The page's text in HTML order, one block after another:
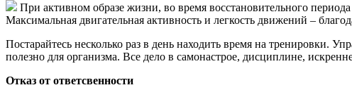
При активном образе жизни, во время восстановительного
Максимальная двигательная активность и легкость движений –
Постарайтесь несколько раз в день находить время на тренировки.
полезно для организма. Все дело в самонастрое, дисциплине,
Отказ от ответсвенности